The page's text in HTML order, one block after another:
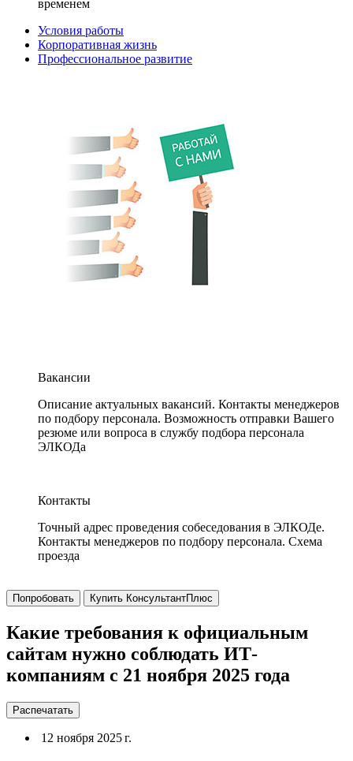
временем
Условия работы
Корпоративная жизнь
Профессиональное развитие
Вакансии
Описание актуальных вакансий. Контакты менеджеров
по подбору персонала. Возможность отправки Вашего
резюме или вопроса в службу подбора персонала
ЭЛКОДа
Контакты
Точный адрес проведения собеседования в ЭЛКОДе.
Контакты менеджеров по подбору персонала. Схема
проезда
Попробовать Купить КонсультантПлюс
Какие требования к официальным
сайтам нужно соблюдать ИТ-
компаниям с 21 ноября 2025 года
Распечатать
12 ноября 2025 г.